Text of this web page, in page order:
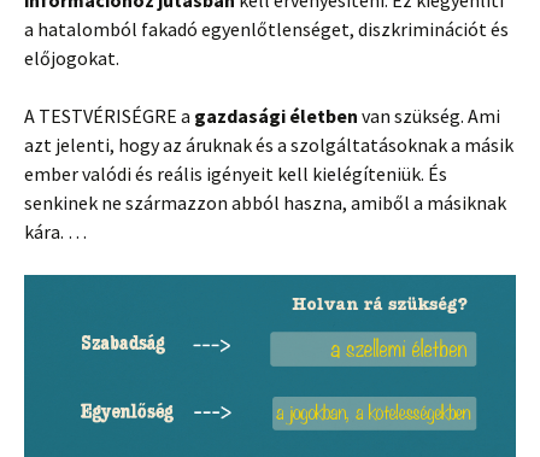
a hatalomból fakadó egyenlőtlenséget, diszkriminációt és
előjogokat.
A TESTVÉRISÉGRE a gazdasági életben van szükség. Ami
azt jelenti, hogy az áruknak és a szolgáltatásoknak a másik
ember valódi és reális igényeit kell kielégíteniük. És
senkinek ne származzon abból haszna, amiből a másiknak
kára. …